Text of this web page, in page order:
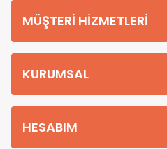
MÜŞTERİ HİZMETLERİ
KURUMSAL
HESABIM